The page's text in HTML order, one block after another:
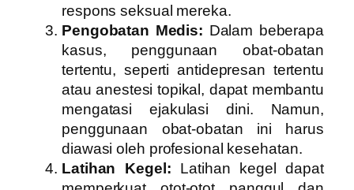
respons seksual mereka.
Pengobatan Medis: Dalam beberapa
kasus, penggunaan obat-obatan
tertentu, seperti antidepresan tertentu
atau anestesi topikal, dapat membantu
mengatasi ejakulasi dini. Namun,
penggunaan obat-obatan ini harus
diawasi oleh profesional kesehatan.
Latihan Kegel: Latihan kegel dapat